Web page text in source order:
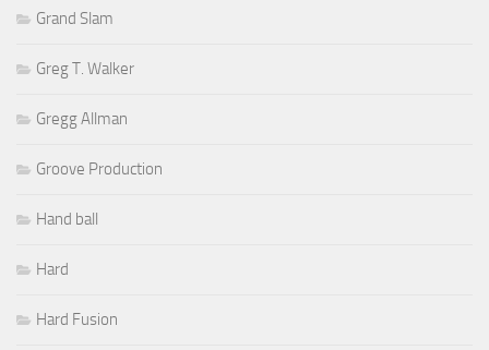
Grand Slam
Greg T. Walker
Gregg Allman
Groove Production
Hand ball
Hard
Hard Fusion